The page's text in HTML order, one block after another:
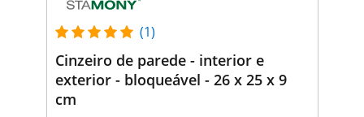
(1)
Cinzeiro de parede - interior e
exterior - bloqueável - 26 x 25 x 9
cm